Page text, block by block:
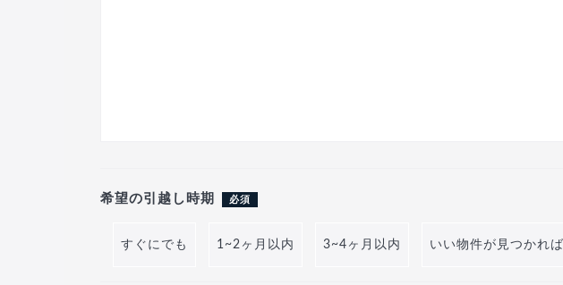
希望の引越し時期 必須
すぐにでも 1~2ヶ月以内 3~4ヶ月以内 いい物件が見つかれば